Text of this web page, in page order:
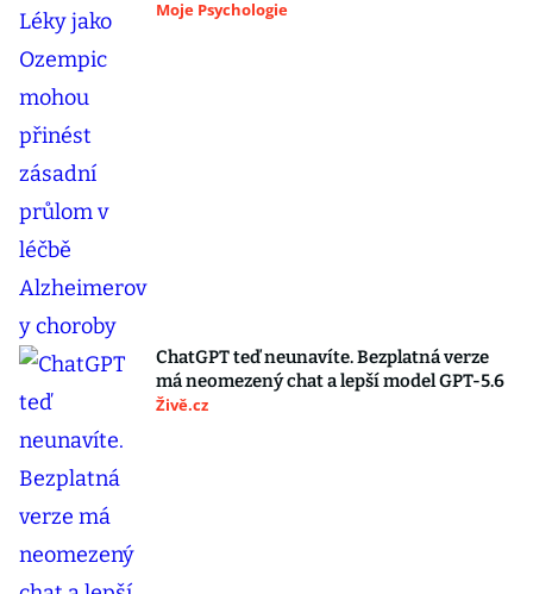
Moje Psychologie
ChatGPT teď neunavíte. Bezplatná verze
má neomezený chat a lepší model GPT-5.6
Živě.cz